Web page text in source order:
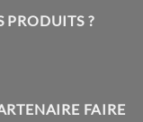
variations.
être
PRODUITS ?
FAIRE